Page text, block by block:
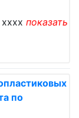
показать
по